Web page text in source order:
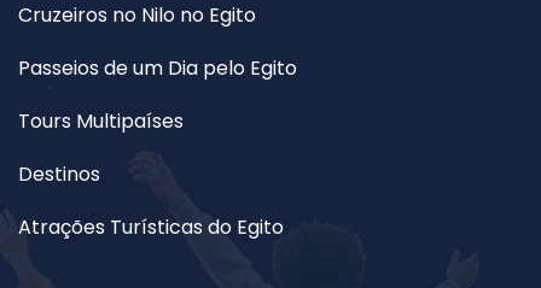
Cruzeiros no Nilo no Egito
Passeios de um Dia pelo Egito
Tours Multipaíses
Destinos
Atrações Turísticas do Egito